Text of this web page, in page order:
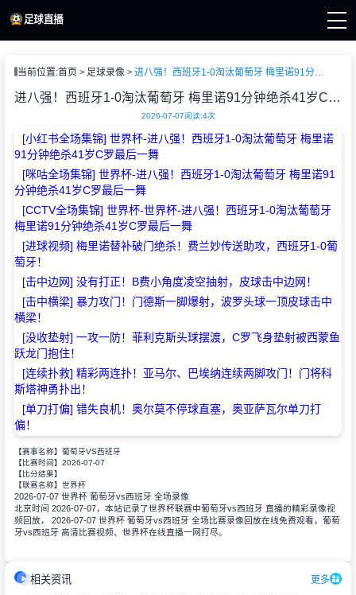
直播
播
当前位置:首页 足球录像 进八强！西班牙1-0淘汰葡萄牙 梅里诺91分钟绝杀41岁C罗最后一舞
进八强！西班牙1-0淘汰葡萄牙 梅里诺91分钟绝杀41岁C罗最后一舞
2026-07-07阅读:4次
[小红书全场集锦] 世界杯-进八强！西班牙1-0淘汰葡萄牙 梅里诺
91分钟绝杀41岁C罗最后一舞
[咪咕全场集锦] 世界杯-进八强！西班牙1-0淘汰葡萄牙 梅里诺91
分钟绝杀41岁C罗最后一舞
[CCTV全场集锦] 世界杯-世界杯-进八强！西班牙1-0淘汰葡萄牙
梅里诺91分钟绝杀41岁C罗最后一舞
[进球视频] 梅里诺替补破门绝杀！费兰妙传送助攻，西班牙1-0葡
萄牙！
[击中边网] 没有打正！B费小角度凌空抽射，皮球击中边网！
[击中横梁] 暴力攻门！门德斯一脚爆射，波罗头球一顶皮球击中
横梁！
[没收垫射] 一攻一防！菲利克斯头球摆渡，C罗飞身垫射被西蒙鱼
跃龙门抱住！
[连续扑救] 精彩两连扑！亚马尔、巴埃纳连续两脚攻门！门将科
斯塔神勇扑出！
[单刀打偏] 错失良机！奥尔莫不停球直塞，奥亚萨瓦尔单刀打
偏！
【赛事名称】 葡萄牙VS西班牙
【比赛时间】 2026-07-07
【比分结果】
【联赛名称】 世界杯
2026-07-07 世界杯 葡萄牙vs西班牙 全场录像
北京时间 2026-07-07，本站记录了世界杯联赛中葡萄牙vs西班牙 直播的精彩录像视
频回放， 2026-07-07 世界杯 葡萄牙vs西班牙 全场比赛录像回放在线免费观看，葡萄
牙vs西班牙 高清比赛视频、世界杯在线直播一网打尽。
相关资讯 更多